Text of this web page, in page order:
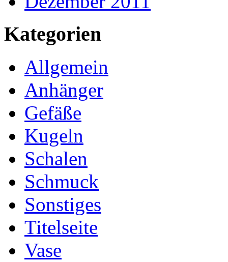
Kategorien
Allgemein
Anhänger
Gefäße
Kugeln
Schalen
Schmuck
Sonstiges
Titelseite
Vase